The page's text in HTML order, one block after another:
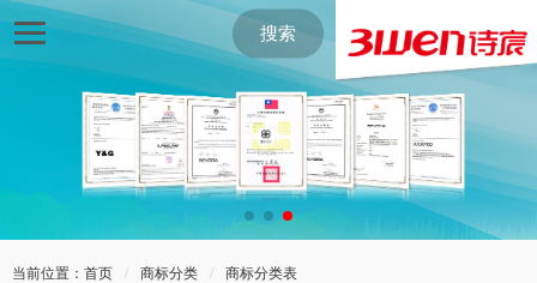
搜索
当前位置： 首页 / 商标分类 / 商标分类表
具
第07类机械机
具